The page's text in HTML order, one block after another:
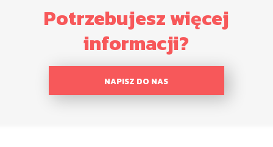
Potrzebujesz więcej
informacji?
NAPISZ DO NAS